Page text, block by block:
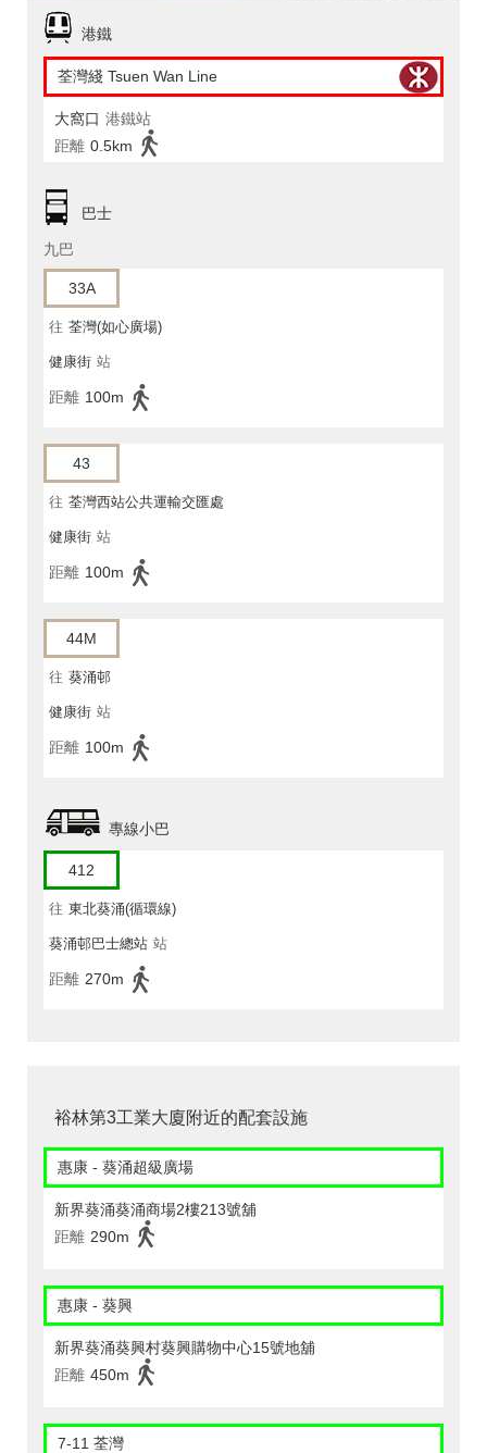
港鐵
荃灣綫 Tsuen Wan Line
大窩口 港鐵站
距離 0.5km
巴士
九巴
33A
往 荃灣(如心廣場)
健康街 站
距離 100m
43
往 荃灣西站公共運輸交匯處
健康街 站
距離 100m
44M
往 葵涌邨
健康街 站
距離 100m
專線小巴
412
往 東北葵涌(循環線)
葵涌邨巴士總站 站
距離 270m
裕林第3工業大廈附近的配套設施
惠康 - 葵涌超級廣場
新界葵涌葵涌商場2樓213號舖
距離 290m
惠康 - 葵興
新界葵涌葵興村葵興購物中心15號地舖
距離 450m
7-11 荃灣